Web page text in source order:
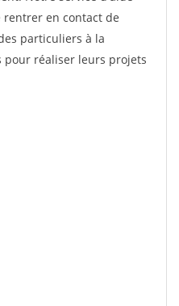
en contact de
particuliers à la
pour réaliser leurs projets